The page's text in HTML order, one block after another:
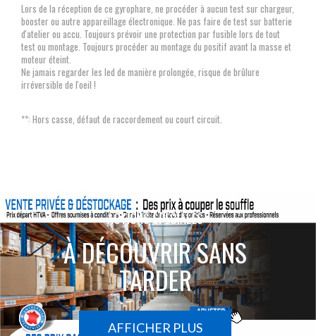
Lors de la réception de ce gyrophare, ne procéder à aucun test sur chargeur,
booster ou autre appareillage électronique. Ne pas faire de test sur batterie
d'atelier ou accu. Toujours prévoir une protection par fusible lors de tout
test ou montage. Toujours procéder au montage du positif avant la masse et
moteur éteint.
Ne jamais regarder les led de manière prolongée, risque de brûlure
irréversible de l'oeil !
**: Hors casse, défaut de raccordement ou court circuit.
ACTIONS SPÉCIALES
À DÉCOUVRIR SANS
TARDER
AFFICHER PLUS